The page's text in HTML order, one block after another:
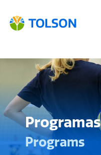
Programas
Programs